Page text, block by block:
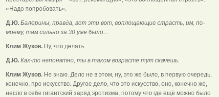
«Надо попробовать».
Д.Ю. Балерины, правда, вот эти вот, воплощающие страсть, им, по-
моему, там сильно за 30 уже было…
Клим Жуков. Ну, что делать.
Д.Ю. Как-то непонятно, ты в таком возрасте тут скачешь.
Клим Жуков. Не знаю. Дело не в этом, ну, это же было, в первую очередь,
конечно, про искусство. Другое дело, что это искусство, оно, конечно же,
несло в себе гигантский заряд эротизма, потому что где ещё можно было